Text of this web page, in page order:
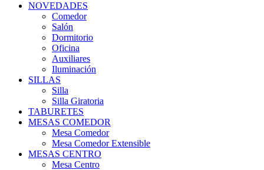
NOVEDADES
Comedor
Salón
Dormitorio
Oficina
Auxiliares
Iluminación
SILLAS
Silla
Silla Giratoria
TABURETES
MESAS COMEDOR
Mesa Comedor
Mesa Comedor Extensible
MESAS CENTRO
Mesa Centro